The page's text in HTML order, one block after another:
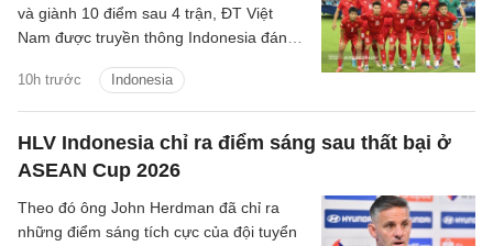
10h trước Indonesia
và giành 10 điểm sau 4 trận, ĐT Việt
Nam được truyền thông Indonesia đánh
địch.
HLV Indonesia chỉ ra điểm sáng sau thất bại ở
ASEAN Cup 2026
Theo đó ông John Herdman đã chỉ ra
những điểm sáng tích cực của đội tuyển